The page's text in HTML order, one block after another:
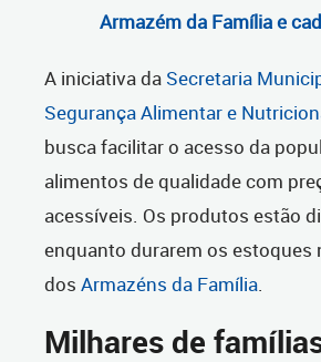
Armazém da Família e
A iniciativa da Secretaria
Segurança Alimentar e
busca facilitar o acesso da
alimentos de qualidade com
acessíveis. Os produtos estão
enquanto durarem os estoques
dos Armazéns da Família.
Milhares de